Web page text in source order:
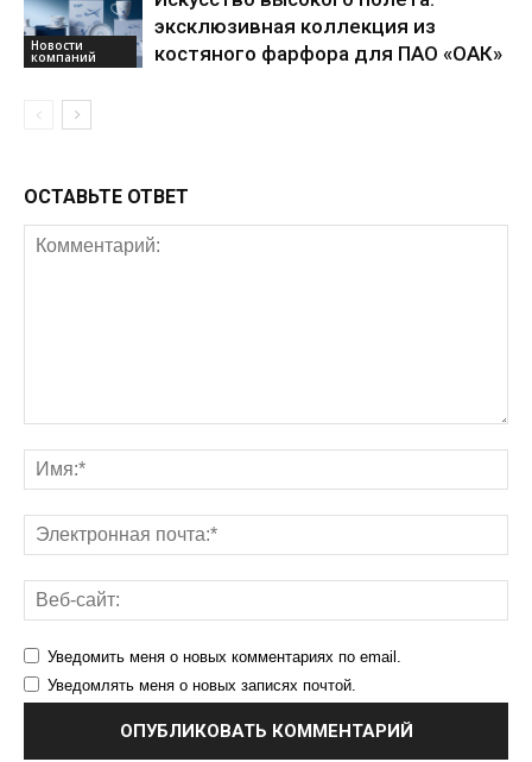
Новости
компаний
эксклюзивная коллекция из
костяного фарфора для ПАО «ОАК»
ОСТАВЬТЕ ОТВЕТ
Уведомить меня о новых комментариях по email.
Уведомлять меня о новых записях почтой.